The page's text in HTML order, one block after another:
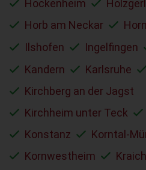
Hockenheim
Horb am Neckar
Ilshofen Ingelfingen
Kandern Karlsruhe
Kirchberg an der Jagst
Kirchheim unter Teck
Konstanz
Korntal-
Kornwestheim